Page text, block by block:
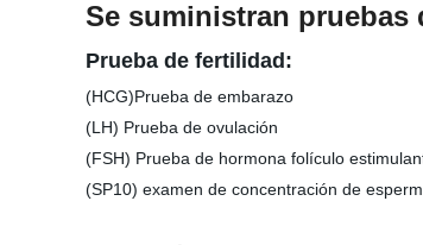
Se suministran pruebas
Prueba de fertilidad:
(HCG)Prueba de embarazo
(LH) Prueba de ovulación
(FSH) Prueba de hormona folículo
(SP10) examen de concentración de